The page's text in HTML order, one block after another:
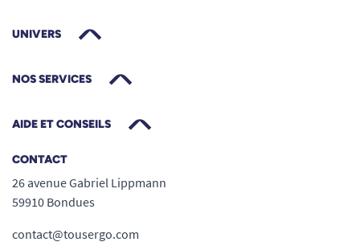
UNIVERS
NOS SERVICES
AIDE ET CONSEILS
CONTACT
26 avenue Gabriel Lippmann
59910 Bondues
contact@tousergo.com